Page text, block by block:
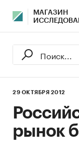
МАГАЗИН
29 ОКТЯБРЯ 2012
рынок